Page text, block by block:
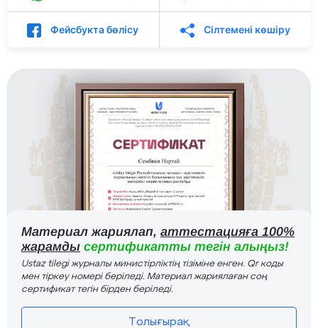
Фейсбукта бөлісу Сілтемені көшіру
Материал жариялап, аттестацияға 100%
жарамды сертификатты тегін алыңыз!
Ustaz tilegi журналы министірліктің тізіміне енген. Qr коды
мен тіркеу номері беріледі. Материал жариялаған соң
сертификат тегін бірден беріледі.
Толығырақ